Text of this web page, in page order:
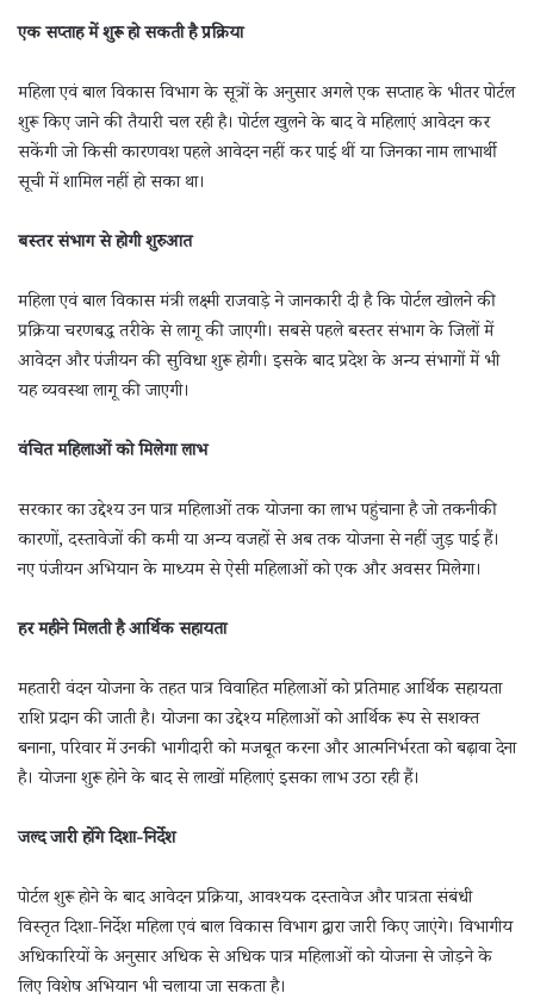
एक सप्ताह में शुरू हो सकती है प्रक्रिया
महिला एवं बाल विकास विभाग के सूत्रों के अनुसार अगले एक सप्ताह के भीतर पोर्टल
शुरू किए जाने की तैयारी चल रही है। पोर्टल खुलने के बाद वे महिलाएं आवेदन कर
सकेंगी जो किसी कारणवश पहले आवेदन नहीं कर पाई थीं या जिनका नाम लाभार्थी
सूची में शामिल नहीं हो सका था।
बस्तर संभाग से होगी शुरुआत
महिला एवं बाल विकास मंत्री लक्ष्मी राजवाड़े ने जानकारी दी है कि पोर्टल खोलने की
प्रक्रिया चरणबद्ध तरीके से लागू की जाएगी। सबसे पहले बस्तर संभाग के जिलों में
आवेदन और पंजीयन की सुविधा शुरू होगी। इसके बाद प्रदेश के अन्य संभागों में भी
यह व्यवस्था लागू की जाएगी।
वंचित महिलाओं को मिलेगा लाभ
सरकार का उद्देश्य उन पात्र महिलाओं तक योजना का लाभ पहुंचाना है जो तकनीकी
कारणों, दस्तावेजों की कमी या अन्य वजहों से अब तक योजना से नहीं जुड़ पाई हैं।
नए पंजीयन अभियान के माध्यम से ऐसी महिलाओं को एक और अवसर मिलेगा।
हर महीने मिलती है आर्थिक सहायता
महतारी वंदन योजना के तहत पात्र विवाहित महिलाओं को प्रतिमाह आर्थिक सहायता
राशि प्रदान की जाती है। योजना का उद्देश्य महिलाओं को आर्थिक रूप से सशक्त
बनाना, परिवार में उनकी भागीदारी को मजबूत करना और आत्मनिर्भरता को बढ़ावा देना
है। योजना शुरू होने के बाद से लाखों महिलाएं इसका लाभ उठा रही हैं।
जल्द जारी होंगे दिशा-निर्देश
पोर्टल शुरू होने के बाद आवेदन प्रक्रिया, आवश्यक दस्तावेज और पात्रता संबंधी
विस्तृत दिशा-निर्देश महिला एवं बाल विकास विभाग द्वारा जारी किए जाएंगे। विभागीय
अधिकारियों के अनुसार अधिक से अधिक पात्र महिलाओं को योजना से जोड़ने के
लिए विशेष अभियान भी चलाया जा सकता है।